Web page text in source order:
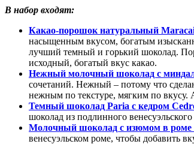
В набор входят:
Какао-порошок натуральный
насыщенным вкусом, богатым
лучший темный и горький шоколад.
исходный, богатый вкус какао.
Нежный молочный шоколад с
сочетаний. Нежный – потому что
нежным по текстуре, мягким по вкусу.
Темный шоколад Paria с кедром
шоколад из подлинного
Молочный шоколад с изюмом в роме
венесуэльском роме, чтобы добавить